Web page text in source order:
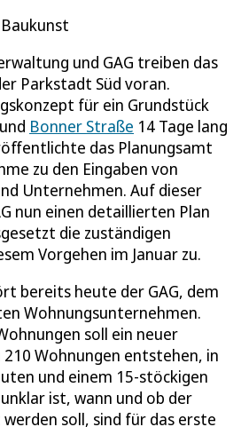
und GAG treiben das
Parkstadt Süd voran.
für ein Grundstück
Bonner Straße 14 Tage lang
das Planungsamt
zu den Eingaben von
Unternehmen. Auf dieser
nun einen detaillierten Plan
die zuständigen
Vorgehen im Januar zu.
bereits heute der GAG, dem
Wohnungsunternehmen.
soll ein neuer
Wohnungen entstehen, in
und einem 15-stöckigen
ist, wann und ob der
soll, sind für das erste